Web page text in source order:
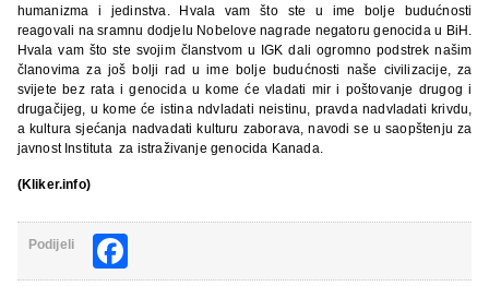
humanizma i jedinstva. Hvala vam što ste u ime bolje budućnosti
reagovali na sramnu dodjelu Nobelove nagrade negatoru genocida u BiH.
Hvala vam što ste svojim članstvom u IGK dali ogromno podstrek našim
članovima za još bolji rad u ime bolje budućnosti naše civilizacije, za
svijete bez rata i genocida u kome će vladati mir i poštovanje drugog i
drugačijeg, u kome će istina ndvladati neistinu, pravda nadvladati krivdu,
a kultura sjećanja nadvadati kulturu zaborava, navodi se u saopštenju za
javnost Instituta za istraživanje genocida Kanada.
(Kliker.info)
Podijeli